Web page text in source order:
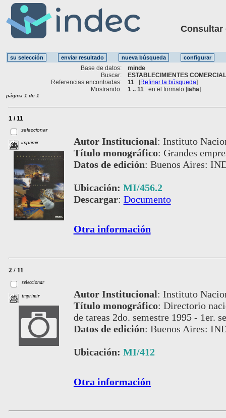
Consultar
Base de datos:
minde
Buscar:
ESTABLECIMIENTES
Referencias encontradas:
11 [Refinar la búsqueda]
Mostrando:
1 .. 11 en el formato [iaha]
página 1 de 1
1 / 11
seleccionar
imprimir Autor Institucional: Instituto
Título monográfico: Grandes
Datos de edición: Buenos Aires:
Ubicación: MI/456.2
Descargar: Documento
Otra información
2 / 11
seleccionar
imprimir Autor Institucional: Instituto
Título monográfico: Directorio
de tareas 2do. semestre 1995 - 1er.
Datos de edición: Buenos Aires:
Ubicación: MI/412
Otra información